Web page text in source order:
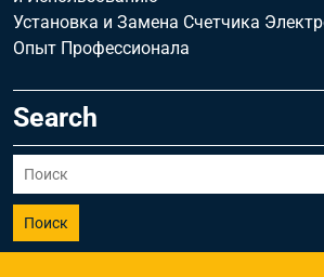
Установка и Замена Счетчика
Опыт Профессионала
Search
Поиск